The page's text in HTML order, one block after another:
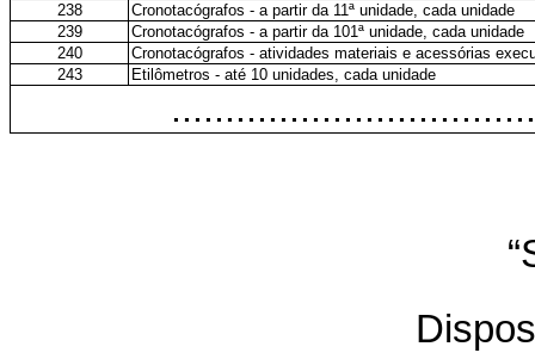
238
Cronotacógrafos - a partir da 11ª unidade, cada unidade
239
Cronotacógrafos - a partir da 101ª unidade, cada unidade
240
Cronotacógrafos - atividades materiais e acessórias
243
Etilômetros - até 10 unidades, cada unidade